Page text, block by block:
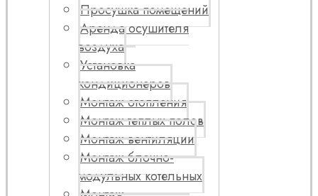
Просушка помещений
Аренда осушителя
воздуха
Установка
кондиционеров
Монтаж отопления
Монтаж теплых полов
Монтаж вентиляции
Монтаж блочно-
модульных котельных